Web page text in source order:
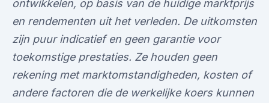
ontwikkelen, op basis van de huidige marktprijs
en rendementen uit het verleden. De uitkomsten
zijn puur indicatief en geen garantie voor
toekomstige prestaties. Ze houden geen
rekening met marktomstandigheden, kosten of
andere factoren die de werkelijke koers kunnen